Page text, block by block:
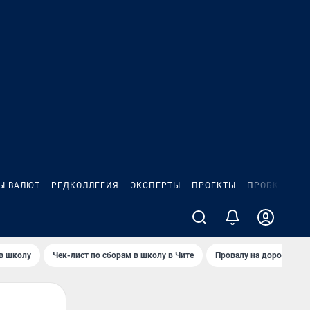
ВАЛЮТ РЕДКОЛЛЕГИЯ ЭКСПЕРТЫ ПРОЕКТЫ ПРОБКИ
школу Чек-лист по сборам в школу в Чите Провалу на дороге